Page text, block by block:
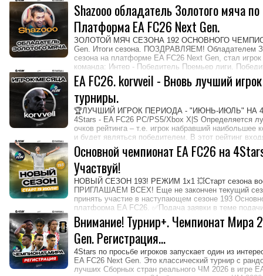
Shazooo обладатель Золотого мяча
Платформа EA FC26 Next Gen.
ЗОЛОТОЙ МЯЧ СЕЗОНА 192 ОСНОВНОГО
Gen. Итоги сезона. ПОЗДРАВЛЯЕМ! Обладателем
сезона на платформе EA FC26 Next Gen, стал
команда: Интер - Победитель Премьер лиги,
финалист Кубка чемпионата, Супер Кубок
Shazooo!
EA FC26. korvveil - Вновь лучший
турниры.
🏆ЛУЧШИЙ ИГРОК ПЕРИОДА - "ИЮНЬ-ИЮЛЬ" НА
4Stars - EA FC26 PC/PS5/Xbox X|S Определяется
очков рейтинга – т.е. игрок набравший наибольшее
и будет являться победителем. В этот рейтинг
в течении месяца, товарищеские игры, игры
Турнирах +, Дуэли. Итак... ❗ Игрок месяца EA
рейтинга. ✔Игрок месяца
Основной чемпионат EA FC26 на
Участвуй!
НОВЫЙ СЕЗОН 193! РЕЖИМ 1х1 💥Старт сезона
ПРИГЛАШАЕМ ВСЕХ! Еще не закончен текущий
принять участие в наступающем сезоне 193
платформа EA FC26. ✅Подача заявки в теме
Оставляем заявку (ставим галочку), выбираем
Новичкам 4Stars дарит на 1-й сезон бесплатное
перед запуском лиги! ИГРАЙ РЕАЛЬНЫМИ
Внимание! Турнир+. Чемпионат Мира
Gen. Регистрация...
4Stars по просьбе игроков запускает один из
EA FC26 Next Gen. Это классический турнир с
лучших Сборных стран реального ЧМ 2026 в игре